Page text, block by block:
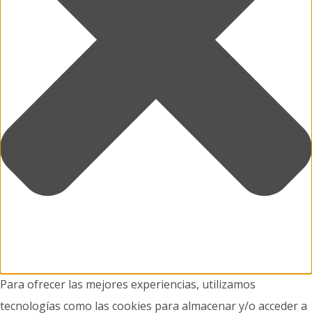
Para ofrecer las mejores experiencias, utilizamos
tecnologías como las cookies para almacenar y/o acceder a